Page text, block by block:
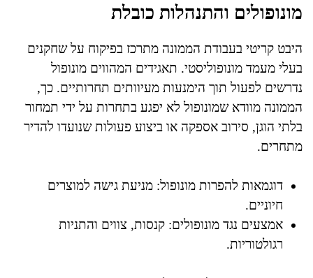
מונופולים והתנהלות כובלת
היבט קריטי בעבודת הממונה מתרכז בפיקוח על שחקנים
בעלי מעמד מונופוליסטי. תאגידים המהווים מונופול
נדרשים לפעול תוך הימנעות מעיוותים תחרותיים. כך,
הממונה מוודא שמונופול לא יפגע בתחרות על ידי תמחור
בלתי הוגן, סירוב אספקה או ביצוע פעולות שנועדו להדיר
מתחרים.
דוגמאות להפרות מונופול: מניעת גישה למוצרים
חיוניים.
אמצעים נגד מונופולים: קנסות, צווים והתניות
רגולטוריות.